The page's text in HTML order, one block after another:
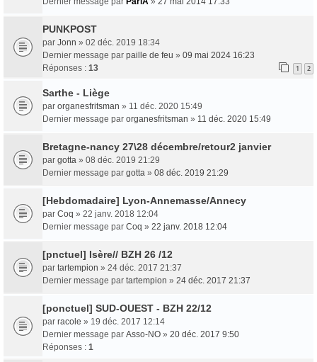
PUNKPOST
par Jonn » 02 déc. 2019 18:34
Dernier message par paille de feu » 09 mai 2024 16:23
Réponses : 13 1 2
Sarthe - Liège
par organesfritsman » 11 déc. 2020 15:49
Dernier message par organesfritsman » 11 déc. 2020 15:49
Bretagne-nancy 27\28 décembre/retour2 janvier
par gotta » 08 déc. 2019 21:29
Dernier message par gotta » 08 déc. 2019 21:29
[Hebdomadaire] Lyon-Annemasse/Annecy
par Coq » 22 janv. 2018 12:04
Dernier message par Coq » 22 janv. 2018 12:04
[pnctuel] Isère// BZH 26 /12
par tartempion » 24 déc. 2017 21:37
Dernier message par tartempion » 24 déc. 2017 21:37
[ponctuel] SUD-OUEST - BZH 22/12
par racole » 19 déc. 2017 12:14
Dernier message par Asso-NO » 20 déc. 2017 9:50
Réponses : 1